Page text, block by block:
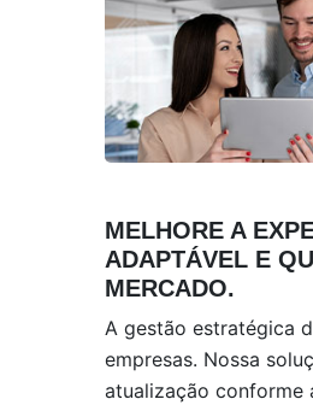
MELHORE A
ADAPTÁVEL E
MERCADO.
A gestão estratégica
empresas. Nossa
atualização conforme